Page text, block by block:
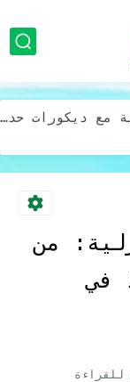
تصميم مظلة خارجية مع ديكورات حدائق جلسات خارجية بالرياض
افضل شركة خدمات تزين وتصميم الحدائق المنزلية وبأقل الأسعار في...
من
في